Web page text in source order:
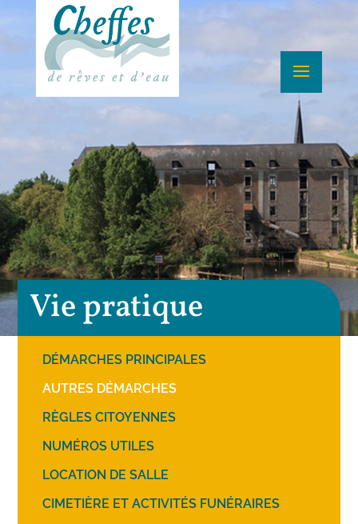
Vie pratique
DÉMARCHES PRINCIPALES
AUTRES DÉMARCHES
RÈGLES CITOYENNES
NUMÉROS UTILES
LOCATION DE SALLE
CIMETIÈRE ET ACTIVITÉS FUNÉRAIRES